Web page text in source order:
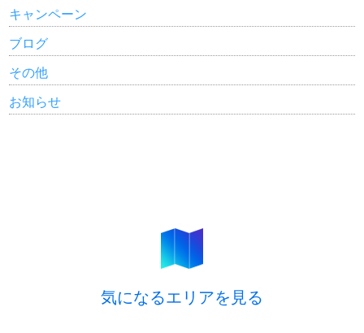
キャンペーン
ブログ
その他
お知らせ
気になるエリアを見る